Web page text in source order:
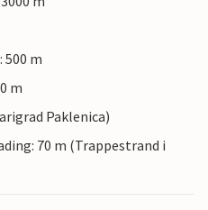
m
m
Paklenica)
70 m (Trappestrand i